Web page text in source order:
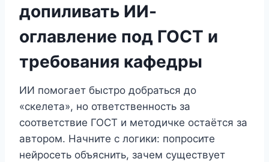
допиливать ИИ-
оглавление под ГОСТ и
требования кафедры
ИИ помогает быстро добраться до
«скелета», но ответственность за
соответствие ГОСТ и методичке остаётся за
автором. Начните с логики: попросите
нейросеть объяснить, зачем существует